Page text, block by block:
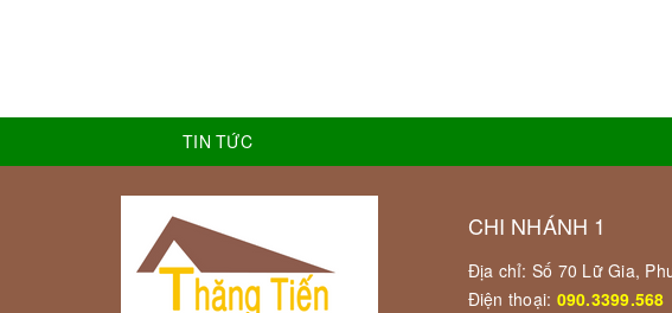
TIN TỨC
CHI NHÁNH 1
Địa chỉ: Số 70 Lữ Gia,
Điện thoại: 090.3399.568